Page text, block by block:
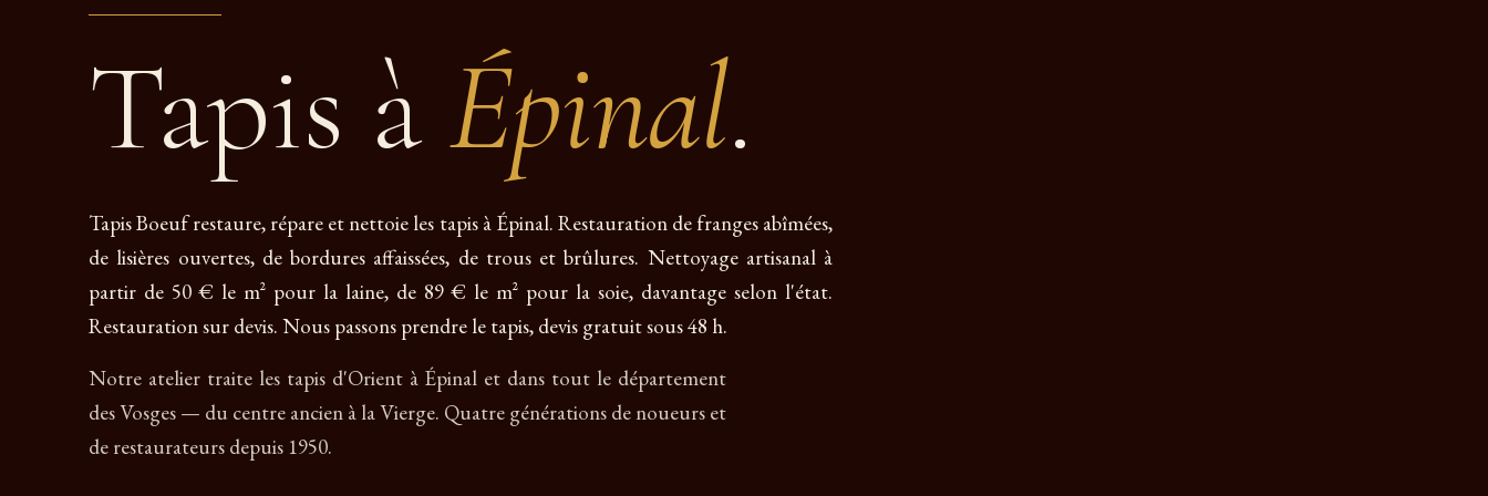
Tapis àÉpinal.
Tapis Boeuf restaure, répare et nettoie les tapis à Épinal. Restauration de franges abîmées,
de lisières ouvertes, de bordures affaissées, de trous et brûlures. Nettoyage artisanal à
partir de 50 € le m² pour la laine, de 89 € le m² pour la soie, davantage selon l'état.
Restauration sur devis. Nous passons prendre le tapis, devis gratuit sous 48 h.
Notre atelier traite les tapis d'Orient à Épinal et dans tout le département
des Vosges — du centre ancien à la Vierge. Quatre générations de noueurs et
de restaurateurs depuis 1950.